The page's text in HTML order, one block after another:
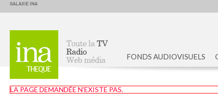
GALAXIE INA
FONDS AUDIOVISUELS
LA PAGE DEMANDÉE N'EXISTE PAS.